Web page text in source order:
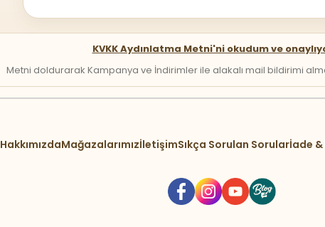
KVKK Aydınlatma Metni'ni okudum ve
Metni doldurarak Kampanya ve İndirimler ile alakalı mail bildirimi
HakkımızdaMağazalarımızİletişimSıkça Sorulan Sorularİade